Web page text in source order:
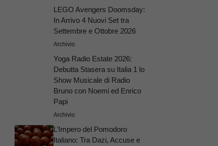
LEGO Avengers Doomsday:
In Arrivo 4 Nuovi Set tra
Settembre e Ottobre 2026
Archivio
Yoga Radio Estate 2026:
Debutta Stasera su Italia 1 lo
Show Musicale di Radio
Bruno con Noemi ed Enrico
Papi
Archivio
L’Impero del Pomodoro
Italiano: Tra Dazi, Accuse e